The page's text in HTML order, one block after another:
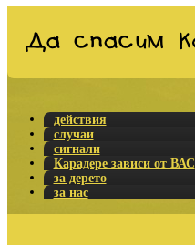
действия
случаи
сигнали
Карадере зависи от ВАС
за дерето
за нас